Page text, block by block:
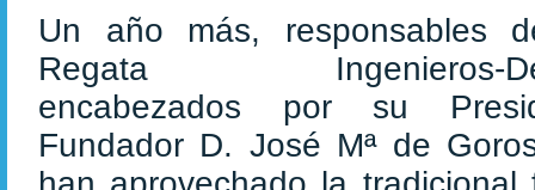
Un año más, responsables
Regata Ingenieros-
encabezados por su
Fundador D. José Mª de